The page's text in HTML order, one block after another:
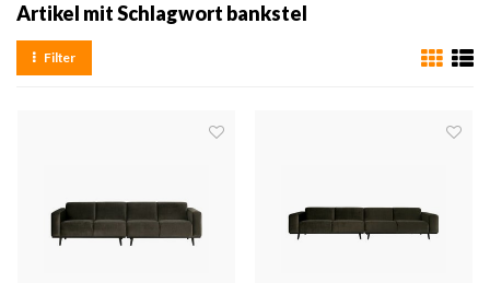
Artikel mit Schlagwort bankstel
Filter